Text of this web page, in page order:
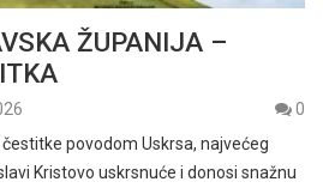
ŽUPANIJA –
0
povodom Uskrsa, najvećeg
Kristovo uskrsnuće i donosi snažnu